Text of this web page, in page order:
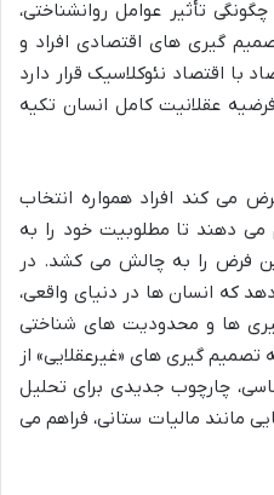
تأثیر عوامل روانشناختی،
گیری های اقتصادی افراد و
با اقتصاد نئوکلاسیک قرار دارد
عقلانیت کامل انسان تکیه
می کند افراد همواره انتخاب
می دهند تا مطلوبیت خود را به
این فرض را به چالش می کشد. در
که انسان ها در دنیای واقعی،
ها و محدودیت های شناختی
تصمیم گیری های «غیرعقلایی» از
چارچوب جدیدی برای تحلیل
مانند مالیات ستانی، فراهم می